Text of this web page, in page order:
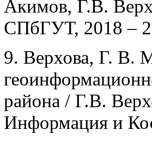
Акимов, Г.В.
СПбГУТ, 2018 –
9. Верхова, Г. В.
района / Г.В.
Информация и